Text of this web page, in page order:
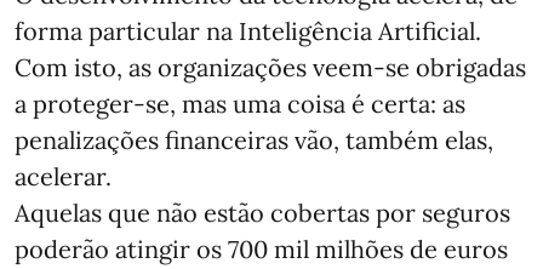
forma particular na Inteligência Artificial.
Com isto, as organizações veem-se obrigadas
a proteger-se, mas uma coisa é certa: as
penalizações financeiras vão, também elas,
acelerar.
Aquelas que não estão cobertas por seguros
poderão atingir os 700 mil milhões de euros